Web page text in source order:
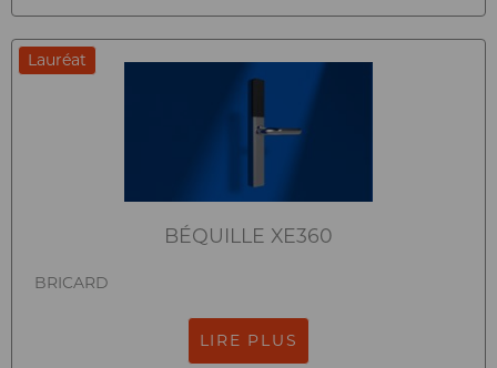
Lauréat
BÉQUILLE XE360
BRICARD
LIRE PLUS